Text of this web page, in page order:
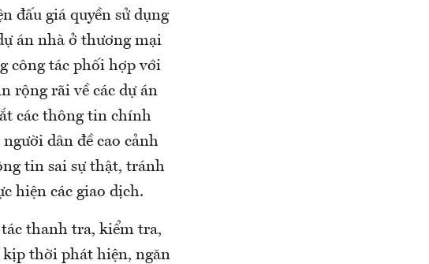
đấu giá quyền sử dụng
án nhà ở thương mại
công tác phối hợp với
rộng rãi về các dự án
các thông tin chính
dân đề cao cảnh
tin sai sự thật, tránh
hiện các giao dịch.
thanh tra, kiểm tra,
kịp thời phát hiện, ngăn